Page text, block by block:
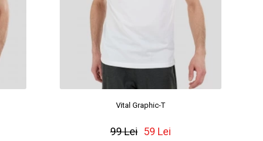
Vital Graphic-T
99 Lei 59 Lei